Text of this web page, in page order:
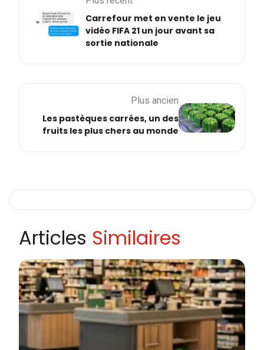
Carrefour met en vente le jeu
vidéo FIFA 21 un jour avant sa
sortie nationale
Plus ancien
Les pastèques carrées, un des
fruits les plus chers au monde
Articles Similaires